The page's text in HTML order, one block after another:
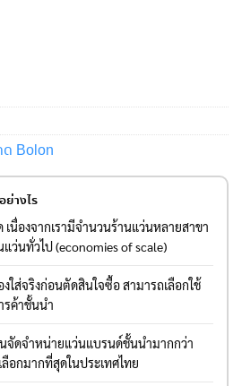
Bolon
างไร
เนื่องจากเรามีจำนวนร้านแว่นหลายสาขา
ว่นทั่วไป (economies of scale)
ใส่จริงก่อนตัดสินใจซื้อ สามารถเลือกใช้
รค้าชั้นนำ
นจัดจำหน่ายแว่นแบรนด์ชั้นนำมากกว่า
อกมากที่สุดในประเทศไทย